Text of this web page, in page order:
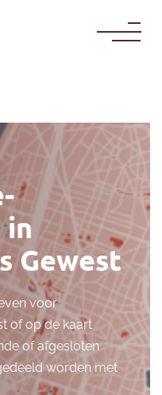
Gewest
voor
of op de kaart
of afgesloten
worden met